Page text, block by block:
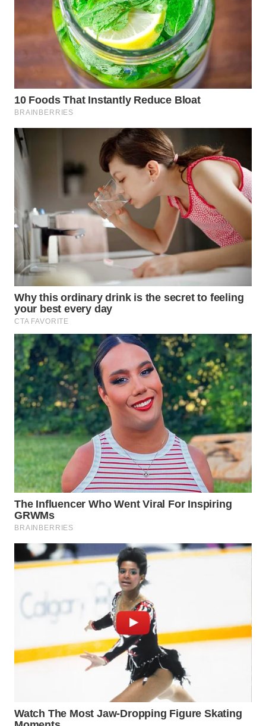
TANJUNG
KARO
LABUHANBATU
WN
TAPANULI
TENGAH
WN DELI
SERDANG
WN
TEBING
TINGGI
WN
PAKPAK
WN
KARAWANG
WN
BEKASI
BOGOR
WN
DEPOK
TAPANULI
SAMOSIR
LAWAS